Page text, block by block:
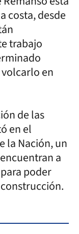
costa, desde
trabajo
en
de las
en el
la Nación, un
a
poder